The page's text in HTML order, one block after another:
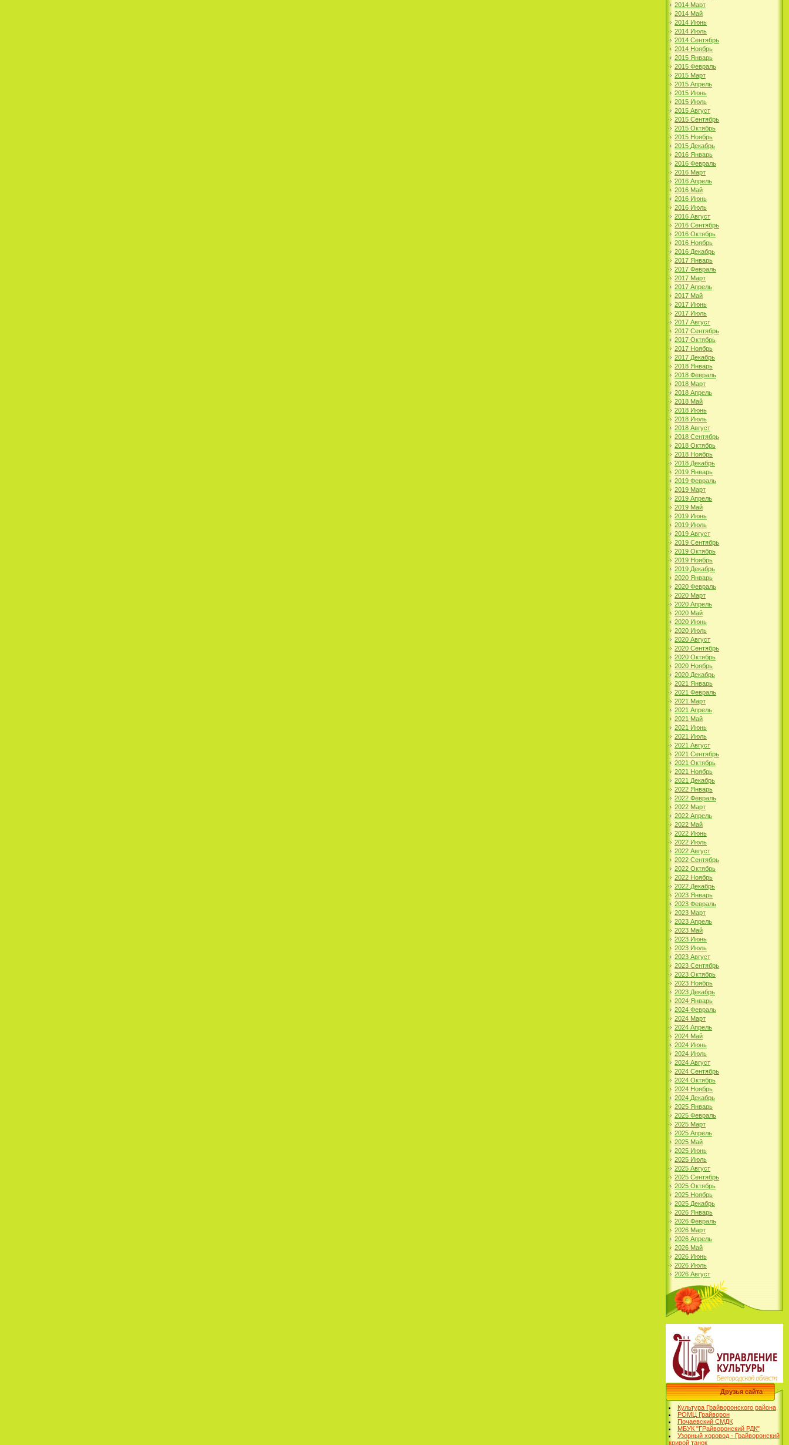
2014 Март
2014 Май
2014 Июнь
2014 Июль
2014 Сентябрь
2014 Ноябрь
2015 Январь
2015 Февраль
2015 Март
2015 Апрель
2015 Июнь
2015 Июль
2015 Август
2015 Сентябрь
2015 Октябрь
2015 Ноябрь
2015 Декабрь
2016 Январь
2016 Февраль
2016 Март
2016 Апрель
2016 Май
2016 Июнь
2016 Июль
2016 Август
2016 Сентябрь
2016 Октябрь
2016 Ноябрь
2016 Декабрь
2017 Январь
2017 Февраль
2017 Март
2017 Апрель
2017 Май
2017 Июнь
2017 Июль
2017 Август
2017 Сентябрь
2017 Октябрь
2017 Ноябрь
2017 Декабрь
2018 Январь
2018 Февраль
2018 Март
2018 Апрель
2018 Май
2018 Июнь
2018 Июль
2018 Август
2018 Сентябрь
2018 Октябрь
2018 Ноябрь
2018 Декабрь
2019 Январь
2019 Февраль
2019 Март
2019 Апрель
2019 Май
2019 Июнь
2019 Июль
2019 Август
2019 Сентябрь
2019 Октябрь
2019 Ноябрь
2019 Декабрь
2020 Январь
2020 Февраль
2020 Март
2020 Апрель
2020 Май
2020 Июнь
2020 Июль
2020 Август
2020 Сентябрь
2020 Октябрь
2020 Ноябрь
2020 Декабрь
2021 Январь
2021 Февраль
2021 Март
2021 Апрель
2021 Май
2021 Июнь
2021 Июль
2021 Август
2021 Сентябрь
2021 Октябрь
2021 Ноябрь
2021 Декабрь
2022 Январь
2022 Февраль
2022 Март
2022 Апрель
2022 Май
2022 Июнь
2022 Июль
2022 Август
2022 Сентябрь
2022 Октябрь
2022 Ноябрь
2022 Декабрь
2023 Январь
2023 Февраль
2023 Март
2023 Апрель
2023 Май
2023 Июнь
2023 Июль
2023 Август
2023 Сентябрь
2023 Октябрь
2023 Ноябрь
2023 Декабрь
2024 Январь
2024 Февраль
2024 Март
2024 Апрель
2024 Май
2024 Июнь
2024 Июль
2024 Август
2024 Сентябрь
2024 Октябрь
2024 Ноябрь
2024 Декабрь
2025 Январь
2025 Февраль
2025 Март
2025 Апрель
2025 Май
2025 Июнь
2025 Июль
2025 Август
2025 Сентябрь
2025 Октябрь
2025 Ноябрь
2025 Декабрь
2026 Январь
2026 Февраль
2026 Март
2026 Апрель
2026 Май
2026 Июнь
2026 Июль
2026 Август
Друзья сайта
Культура Грайворонского района
РОМЦ Грайворон
Почаевский СМДК
МБУК "ГРайворонский РДК"
Узорный хоровод - Грайворонский
кривой танок